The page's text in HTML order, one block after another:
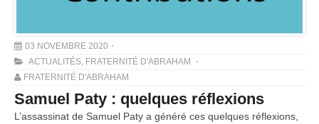
03 NOVEMBRE 2020
ACTUALITÉS, FRATERNITÉ D'ABRAHAM
FRATERNITÉ D'ABRAHAM
Samuel Paty : quelques réflexions
L’assassinat de Samuel Paty a généré ces quelques réflexions,